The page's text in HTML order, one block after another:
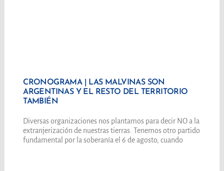
CRONOGRAMA | LAS MALVINAS SON
ARGENTINAS Y EL RESTO DEL TERRITORIO
TAMBIÉN
Diversas organizaciones nos plantamos para decir NO a la
extranjerización de nuestras tierras. Tenemos otro partido
fundamental por la soberanía el 6 de agosto, cuando